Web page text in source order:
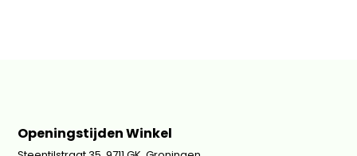
Openingstijden Winkel